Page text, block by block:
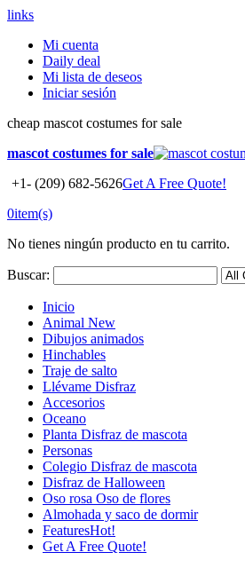
links
Mi cuenta
Daily deal
Mi lista de deseos
Iniciar sesión
cheap mascot costumes for sale
mascot costumes for sale
+1- (209) 682-5626Get A Free Quote!
0item(s)
No tienes ningún producto en tu carrito.
Buscar:
Inicio
Animal New
Dibujos animados
Hinchables
Traje de salto
Llévame Disfraz
Accesorios
Oceano
Planta Disfraz de mascota
Personas
Colegio Disfraz de mascota
Disfraz de Halloween
Oso rosa Oso de flores
Almohada y saco de dormir
FeaturesHot!
Get A Free Quote!